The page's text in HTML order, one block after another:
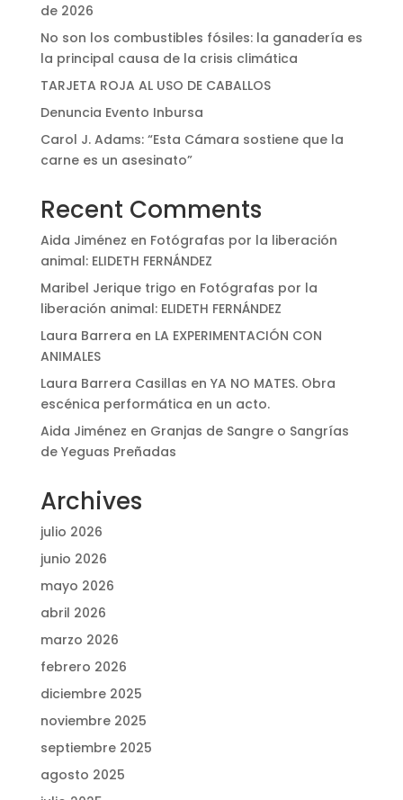
de 2026
No son los combustibles fósiles: la ganadería es
la principal causa de la crisis climática
TARJETA ROJA AL USO DE CABALLOS
Denuncia Evento Inbursa
Carol J. Adams: “Esta Cámara sostiene que la
carne es un asesinato”
Recent Comments
Aida Jiménez en Fotógrafas por la liberación
animal: ELIDETH FERNÁNDEZ
Maribel Jerique trigo en Fotógrafas por la
liberación animal: ELIDETH FERNÁNDEZ
Laura Barrera en LA EXPERIMENTACIÓN CON
ANIMALES
Laura Barrera Casillas en YA NO MATES. Obra
escénica performática en un acto.
Aida Jiménez en Granjas de Sangre o Sangrías
de Yeguas Preñadas
Archives
julio 2026
junio 2026
mayo 2026
abril 2026
marzo 2026
febrero 2026
diciembre 2025
noviembre 2025
septiembre 2025
agosto 2025